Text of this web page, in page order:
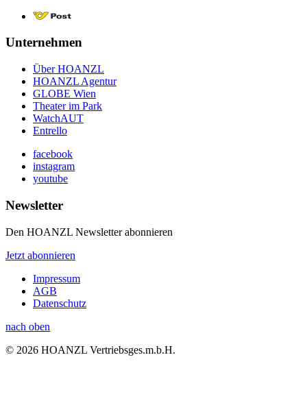
Unternehmen
Über HOANZL
HOANZL Agentur
GLOBE Wien
Theater im Park
WatchAUT
Entrello
facebook
instagram
youtube
Newsletter
Den HOANZL Newsletter abonnieren
Jetzt abonnieren
Impressum
AGB
Datenschutz
nach oben
© 2026 HOANZL Vertriebsges.m.b.H.